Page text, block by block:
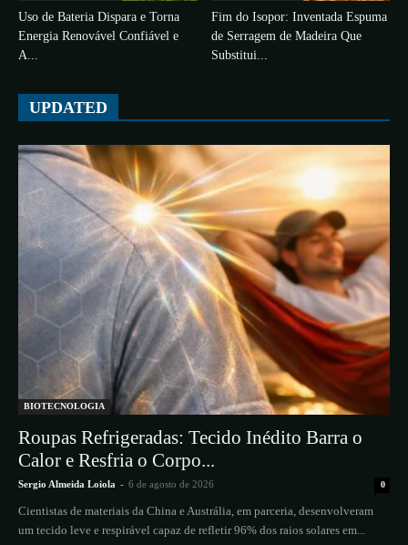
Uso de Bateria Dispara e Torna
Energia Renovável Confiável e
A...
Fim do Isopor: Inventada Espuma
de Serragem de Madeira Que
Substitui...
UPDATED
BIOTECNOLOGIA
Roupas Refrigeradas: Tecido Inédito Barra o
Calor e Resfria o Corpo...
Sergio Almeida Loiola - 6 de agosto de 2026 0
Cientistas de materiais da China e Austrália, em parceria, desenvolveram
um tecido leve e respirável capaz de refletir 96% dos raios solares em...